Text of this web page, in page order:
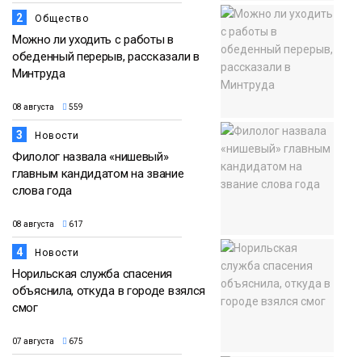
2 Общество
Можно ли уходить с работы в
обеденный перерыв, рассказали в
Минтруда
08 августа 559
3 Новости
Филолог назвала «нишевый»
главным кандидатом на звание
слова года
08 августа 617
4 Новости
Норильская служба спасения
объяснила, откуда в городе взялся
смог
07 августа 675